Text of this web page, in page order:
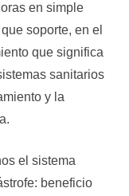
en simple
soporte, en el
que significa
sanitarios
y la
el sistema
beneficio